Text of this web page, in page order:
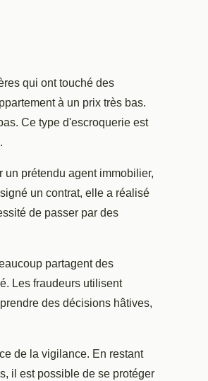
qui ont touché des
à un prix très bas.
Ce type d'escroquerie est
un prétendu agent immobilier,
un contrat, elle a réalisé
de passer par des
partagent des
Les fraudeurs utilisent
des décisions hâtives,
de la vigilance. En restant
il est possible de se protéger